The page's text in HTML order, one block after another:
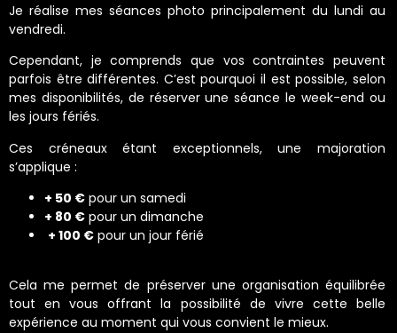
Je réalise mes séances photo principalement du lundi au
vendredi.
Cependant, je comprends que vos contraintes peuvent
parfois être différentes. C’est pourquoi il est possible, selon
mes disponibilités, de réserver une séance le week-end ou
les jours fériés.
Ces créneaux étant exceptionnels, une majoration
s’applique :
+ 50 € pour un samedi
+ 80 € pour un dimanche
+ 100 € pour un jour férié
Cela me permet de préserver une organisation équilibrée
tout en vous offrant la possibilité de vivre cette belle
expérience au moment qui vous convient le mieux.